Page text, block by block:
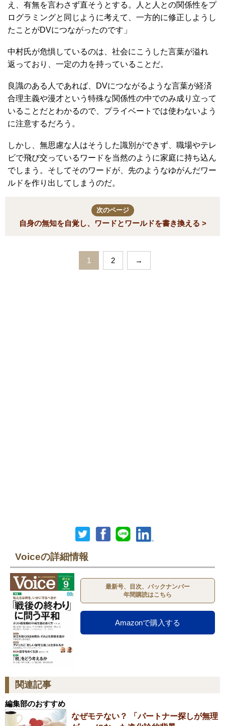
え、有無を言わさず直そうとする。人と人との関係性をプ
ログラミングと同じように考えて、一方的に修正しようし
たことがDVにつながったのです」
中村氏が危惧しているのは、社会にこうした言葉が溢れ
返っており、一定の力を持っていることだ。
良識のある人であれば、DVにつながるような言葉が経済
合理主義や漫才という特殊な関係性の中でのみ成り立って
いることだとわかるので、プライベートでは使わないよう
に注意するだろう。
しかし、無思慮な人はそうした識別ができず、職場やテレ
ビで飛び交っているワードを当然のように家庭に持ち込ん
でしまう。そしてそのワードが、先のようなゆがんだワー
ルドを作り出してしまうのだ。
次のページ
自身の無知を自覚し、ワードとワールドを書き換える >
1 2 →
Voiceの詳細情報
最新号、目次、バックナンバー
年間購読はこちら
Amazonで購入する
関連記事
編集部のおすすめ
なぜモテない？ 「パートナー探しが無理